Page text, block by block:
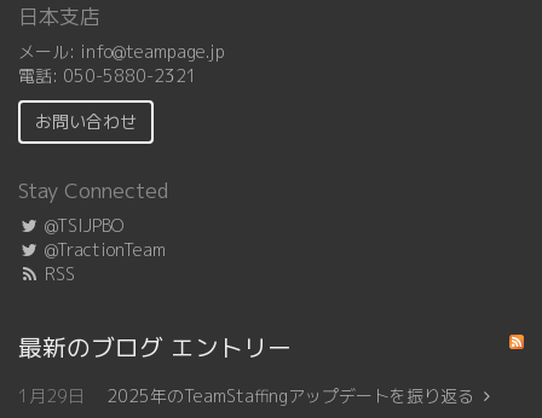
日本支店
メール: info@teampage.jp
電話: 050-5880-2321
お問い合わせ
Stay Connected
@TSIJPBO
@TractionTeam
RSS
最新のブログ エントリー
1月29日
2025年のTeamStaffingアップデートを振り返る